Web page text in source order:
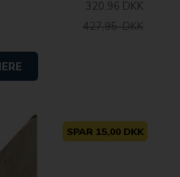
320,96 DKK
427,95 DKK
SPAR 15,00 DKK